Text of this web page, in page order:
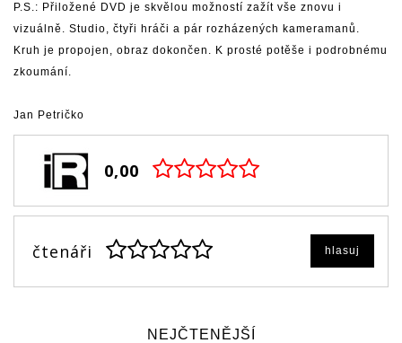
P.S.: Přiložené DVD je skvělou možností zažít vše znovu i
vizuálně. Studio, čtyři hráči a pár rozházených kameramanů.
Kruh je propojen, obraz dokončen. K prosté potěše i podrobnému
zkoumání.
Jan Petričko
0,00
čtenáři hlasuj
NEJČTENĚJŠÍ